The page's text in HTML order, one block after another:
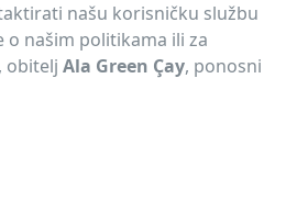
našu korisničku službu
našim politikama ili za
obitelj Ala Green Çay, ponosni